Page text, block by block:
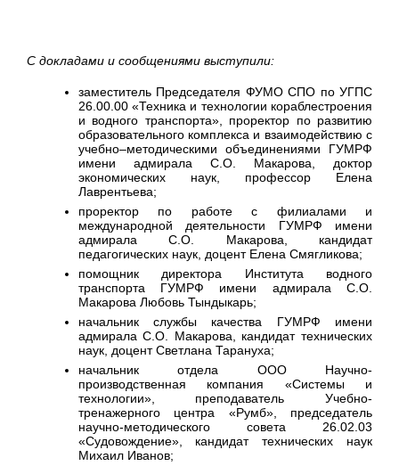
С докладами и сообщениями выступили:
заместитель Председателя ФУМО СПО по УГПС
26.00.00 «Техника и технологии кораблестроения
и водного транспорта», проректор по развитию
образовательного комплекса и взаимодействию с
учебно–методическими объединениями ГУМРФ
имени адмирала С.О. Макарова, доктор
экономических наук, профессор Елена
Лаврентьева;
проректор по работе с филиалами и
международной деятельности ГУМРФ имени
адмирала С.О. Макарова, кандидат
педагогических наук, доцент Елена Смягликова;
помощник директора Института водного
транспорта ГУМРФ имени адмирала С.О.
Макарова Любовь Тындыкарь;
начальник службы качества ГУМРФ имени
адмирала С.О. Макарова, кандидат технических
наук, доцент Светлана Тарануха;
начальник отдела ООО Научно-
производственная компания «Системы и
технологии», преподаватель Учебно-
тренажерного центра «Румб», председатель
научно-методического совета 26.02.03
«Судовождение», кандидат технических наук
Михаил Иванов;